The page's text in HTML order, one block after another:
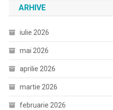
ARHIVE
iulie 2026
mai 2026
aprilie 2026
martie 2026
februarie 2026